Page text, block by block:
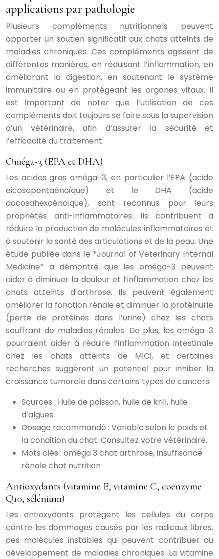
applications par pathologie
Plusieurs compléments nutritionnels peuvent
apporter un soutien significatif aux chats atteints de
maladies chroniques. Ces compléments agissent de
différentes manières, en réduisant l’inflammation, en
améliorant la digestion, en soutenant le système
immunitaire ou en protégeant les organes vitaux. Il
est important de noter que l’utilisation de ces
compléments doit toujours se faire sous la supervision
d’un vétérinaire, afin d’assurer la sécurité et
l’efficacité du traitement.
Oméga-3 (EPA et DHA)
Les acides gras oméga-3, en particulier l’EPA (acide
eicosapentaénoïque) et le DHA (acide
docosahexaénoïque), sont reconnus pour leurs
propriétés anti-inflammatoires. Ils contribuent à
réduire la production de molécules inflammatoires et
à soutenir la santé des articulations et de la peau. Une
étude publiée dans le *Journal of Veterinary Internal
Medicine* a démontré que les oméga-3 peuvent
aider à diminuer la douleur et l’inflammation chez les
chats atteints d’arthrose. Ils peuvent également
améliorer la fonction rénale et diminuer la protéinurie
(perte de protéines dans l’urine) chez les chats
souffrant de maladies rénales. De plus, les oméga-3
pourraient aider à réduire l’inflammation intestinale
chez les chats atteints de MICI, et certaines
recherches suggèrent un potentiel pour inhiber la
croissance tumorale dans certains types de cancers.
Sources : Huile de poisson, huile de krill, huile
d’algues.
Dosage recommandé : Variable selon le poids et
la condition du chat. Consultez votre vétérinaire.
Mots clés : oméga 3 chat arthrose, Insuffisance
rénale chat nutrition
Antioxydants (vitamine E, vitamine C, coenzyme
Q10, sélénium)
Les antioxydants protègent les cellules du corps
contre les dommages causés par les radicaux libres,
des molécules instables qui peuvent contribuer au
développement de maladies chroniques. La vitamine